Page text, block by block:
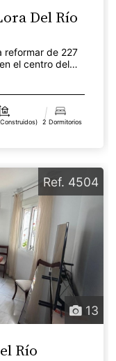
Del Río
reformar de 227
el centro del
2 Dormitorios
13
Ref. 4504
Río